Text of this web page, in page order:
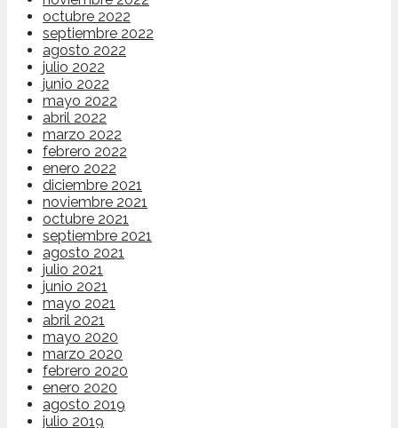
octubre 2022
septiembre 2022
agosto 2022
julio 2022
junio 2022
mayo 2022
abril 2022
marzo 2022
febrero 2022
enero 2022
diciembre 2021
noviembre 2021
octubre 2021
septiembre 2021
agosto 2021
julio 2021
junio 2021
mayo 2021
abril 2021
mayo 2020
marzo 2020
febrero 2020
enero 2020
agosto 2019
julio 2019